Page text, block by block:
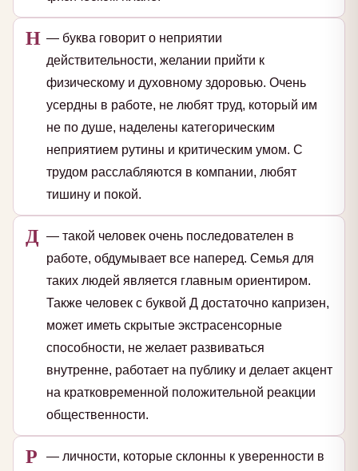
Н — буква говорит о неприятии
действительности, желании прийти к
физическому и духовному здоровью. Очень
усердны в работе, не любят труд, который им
не по душе, наделены категорическим
неприятием рутины и критическим умом. С
трудом расслабляются в компании, любят
тишину и покой.
Д — такой человек очень последователен в
работе, обдумывает все наперед. Семья для
таких людей является главным ориентиром.
Также человек с буквой Д достаточно капризен,
может иметь скрытые экстрасенсорные
способности, не желает развиваться
внутренне, работает на публику и делает акцент
на кратковременной положительной реакции
общественности.
Р
— личности, которые склонны к уверенности в